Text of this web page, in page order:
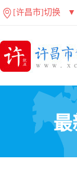
[许昌市]切换 ▼
最